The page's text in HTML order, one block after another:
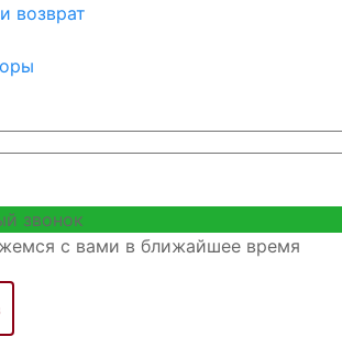
возврат
звонок
с вами в ближайшее время